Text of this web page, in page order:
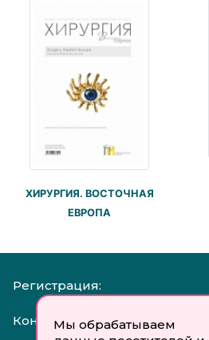
Мы обрабатываем
ХИРУРГИЯ. ВОСТОЧНАЯ
ЕВРОПА
Регистрация:
Контакты: